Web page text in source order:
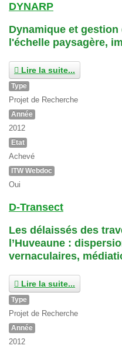
DYNARP
Dynamique et
l'échelle paysagère,
Lire la suite...
Type
Projet de Recherche
Année
2012
Etat
Achevé
ITW Webdoc
Oui
D-Transect
Les délaissés des
l’Huveaune :
vernaculaires,
Lire la suite...
Type
Projet de Recherche
Année
2012